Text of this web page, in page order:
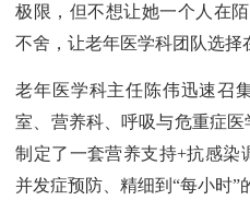
极限，但不想让她一个人在
不舍，让老年医学科团队选择
老年医学科主任陈伟迅速召
室、营养科、呼吸与危重症医
制定了一套营养支持+抗感染
并发症预防、精细到“每小时”